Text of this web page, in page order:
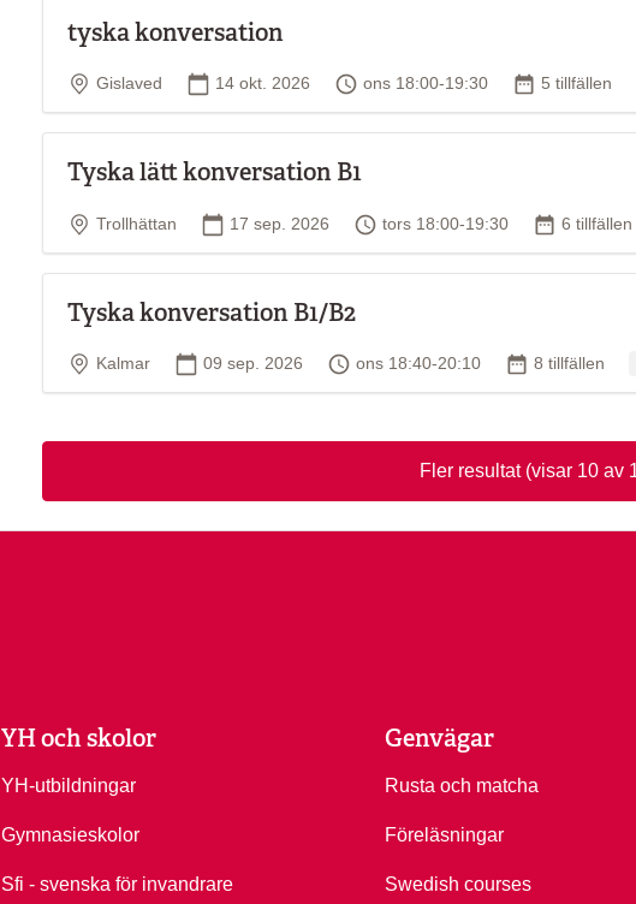
tyska konversation
Plats
Gislaved Startdatum
14 okt. 2026 Tid
ons 18:00-19:30 Antal tillfällen
5 tillfällen
Tyska lätt konversation B1
Plats
Trollhättan Startdatum
17 sep. 2026 Tid
tors 18:00-19:30 Antal
6 tillfällen
Tyska konversation B1/B2
Plats
Kalmar Startdatum
09 sep. 2026 Tid
ons 18:40-20:10 Antal tillfällen
8 tillfällen
Fler resultat (visar 10 av
YH och skolor
YH-utbildningar
Gymnasieskolor
Sfi - svenska för invandrare
Genvägar
Rusta och matcha
Föreläsningar
Swedish courses